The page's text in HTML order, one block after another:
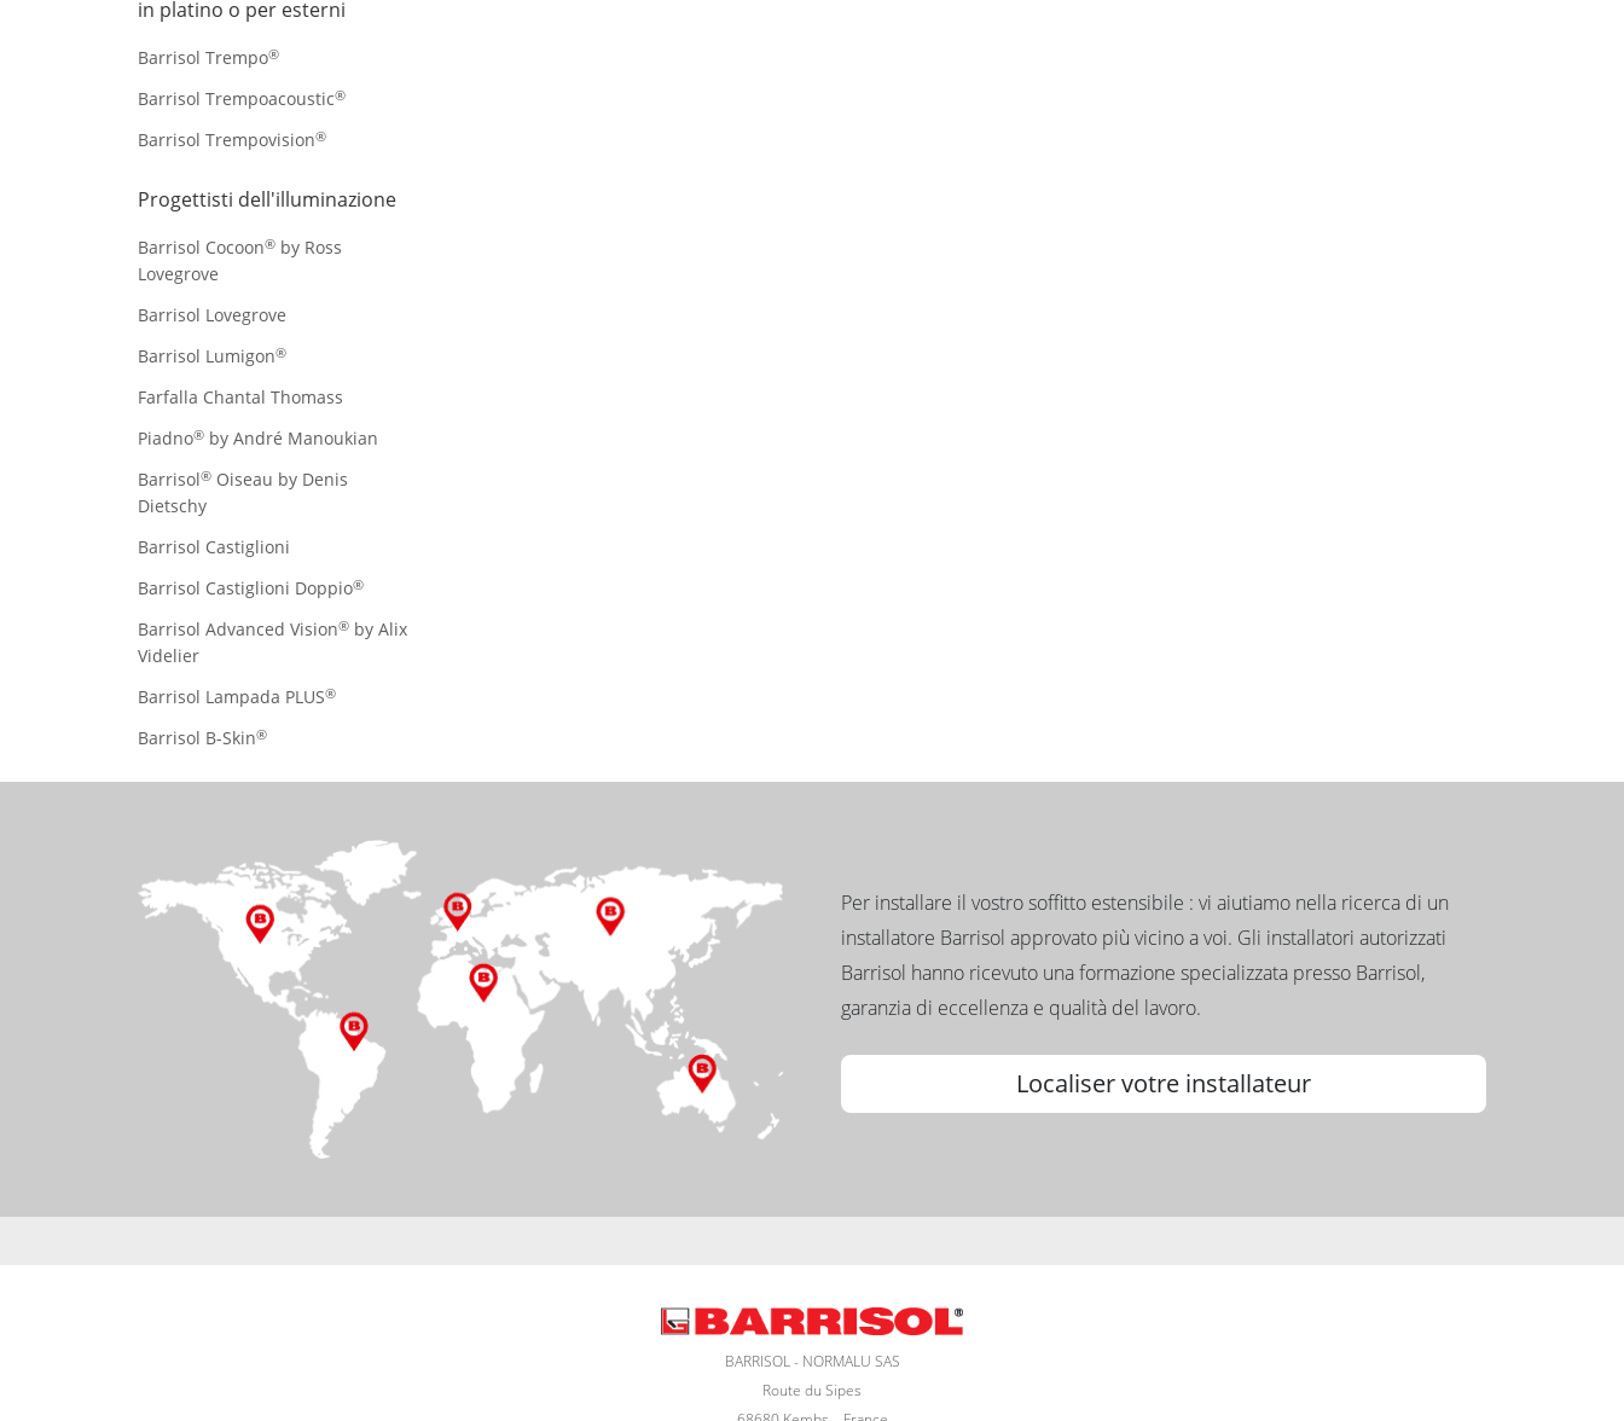
in platino o per esterni
Barrisol Trempo®
Barrisol Trempoacoustic®
Barrisol Trempovision®
Progettisti dell'illuminazione
Barrisol Cocoon® by Ross
Lovegrove
Barrisol Lovegrove
Barrisol Lumigon®
Farfalla Chantal Thomass
Piadno® by André Manoukian
Barrisol® Oiseau by Denis
Dietschy
Barrisol Castiglioni
Barrisol Castiglioni Doppio®
Barrisol Advanced Vision® by Alix
Videlier
Barrisol Lampada PLUS®
Barrisol B-Skin®
Per installare il vostro soffitto estensibile : vi aiutiamo nella ricerca di un
installatore Barrisol approvato più vicino a voi. Gli installatori autorizzati
Barrisol hanno ricevuto una formazione specializzata presso Barrisol,
garanzia di eccellenza e qualità del lavoro.
Localiser votre installateur
BARRISOL - NORMALU SAS
Route du Sipes